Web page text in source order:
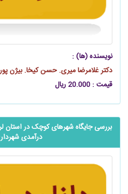
نویسنده (ها) :
دکتر غلامرضا میری. حسن کیخا. بیژن
قیمت : 20.000 ریال
بررسی جایگاه شهرهای کوچک در استان
درآمدی